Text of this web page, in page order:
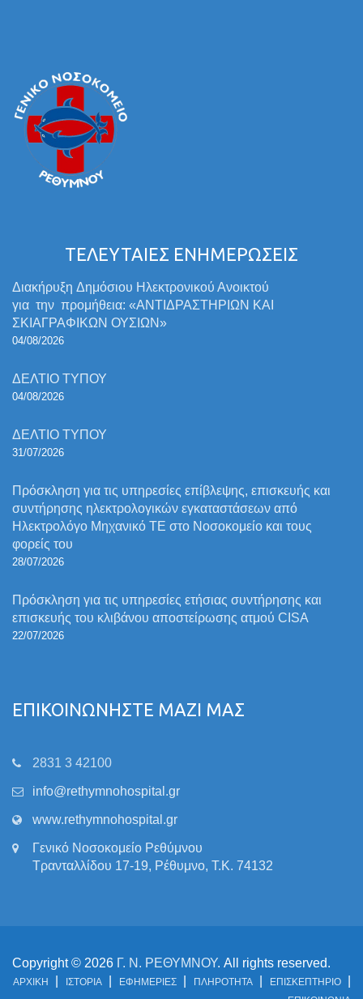
ΤΕΛΕΥΤΑΙΕΣ ΕΝΗΜΕΡΩΣΕΙΣ
Διακήρυξη Δημόσιου Ηλεκτρονικού Ανοικτού
για την προμήθεια: «ΑΝΤΙΔΡΑΣΤΗΡΙΩΝ ΚΑΙ
ΣΚΙΑΓΡΑΦΙΚΩΝ ΟΥΣΙΩΝ»
04/08/2026
ΔΕΛΤΙΟ ΤΥΠΟΥ
04/08/2026
ΔΕΛΤΙΟ ΤΥΠΟΥ
31/07/2026
Πρόσκληση για τις υπηρεσίες επίβλεψης, επισκευής και
συντήρησης ηλεκτρολογικών εγκαταστάσεων από
Ηλεκτρολόγο Μηχανικό ΤΕ στο Νοσοκομείο και τους
φορείς του
28/07/2026
Πρόσκληση για τις υπηρεσίες ετήσιας συντήρησης και
επισκευής του κλιβάνου αποστείρωσης ατμού CISA
22/07/2026
ΕΠΙΚΟΙΝΩΝΗΣΤΕ ΜΑΖΙ ΜΑΣ
2831 3 42100
info@rethymnohospital.gr
www.rethymnohospital.gr
Γενικό Νοσοκομείο Ρεθύμνου
Τρανταλλίδου 17-19, Ρέθυμνο, Τ.Κ. 74132
Copyright © 2026 Γ. Ν. ΡΕΘΥΜΝΟΥ. All rights reserved.
ΑΡΧΙΚΗ ΙΣΤΟΡΙΑ ΕΦΗΜΕΡΙΕΣ ΠΛΗΡΟΤΗΤΑ
ΕΠΙΣΚΕΠΤΗΡΙΟ